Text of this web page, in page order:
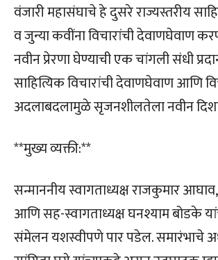
वंजारी महासंघाचे हे दुसरे राज्यस्तरीय
व जुन्या कवींना विचारांची देवाणघेवाण
नवीन प्रेरणा घेण्याची एक चांगली संधी
साहित्यिक विचारांची देवाणघेवाण आणि
अदलाबदलामुळे सृजनशीलतेला नवीन
**मुख्य व्यक्ती:**
सन्माननीय स्वागताध्यक्ष राजकुमार
आणि सह-स्वागताध्यक्ष घनश्याम बोडके
संमेलन यशस्वीपणे पार पडेल. समारंभाचे